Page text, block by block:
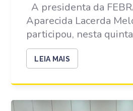
A presidenta da
Aparecida Lacerda
participou, nesta
LEIA MAIS